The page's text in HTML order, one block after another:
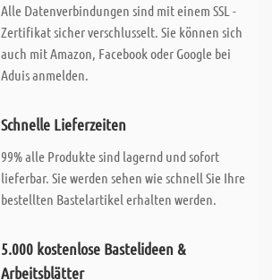
Alle Datenverbindungen sind mit einem SSL -
Zertifikat sicher verschlusselt. Sie können sich
auch mit Amazon, Facebook oder Google bei
Aduis anmelden.
Schnelle Lieferzeiten
99% alle Produkte sind lagernd und sofort
lieferbar. Sie werden sehen wie schnell Sie Ihre
bestellten Bastelartikel erhalten werden.
5.000 kostenlose Bastelideen &
Arbeitsblätter